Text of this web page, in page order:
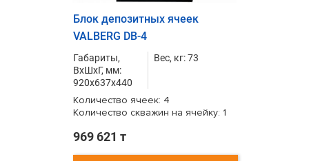
Блок депозитных ячеек
VALBERG DB-4
Габариты,
ВxШxГ, мм:
920x637x440
Вес, кг: 73
Количество ячеек: 4
Количество скважин на ячейку: 1
969 621 т